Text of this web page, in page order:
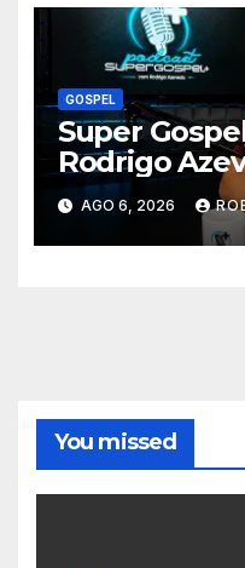
GOSPEL
Super
Rodrigo
temporada e
nomes da
brasileira
AGO 6, 2026
You missed